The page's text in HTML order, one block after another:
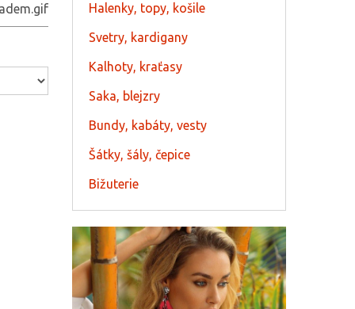
Halenky, topy, košile
Svetry, kardigany
Kalhoty, kraťasy
Saka, blejzry
Bundy, kabáty, vesty
Šátky, šály, čepice
Bižuterie